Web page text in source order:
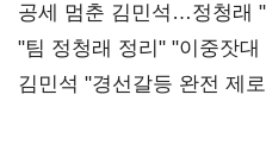
공세 멈춘 김민석…정청래
"팀 정청래 정리" "이중잣
다툼 격화
김민석 "경선갈등 완전 제